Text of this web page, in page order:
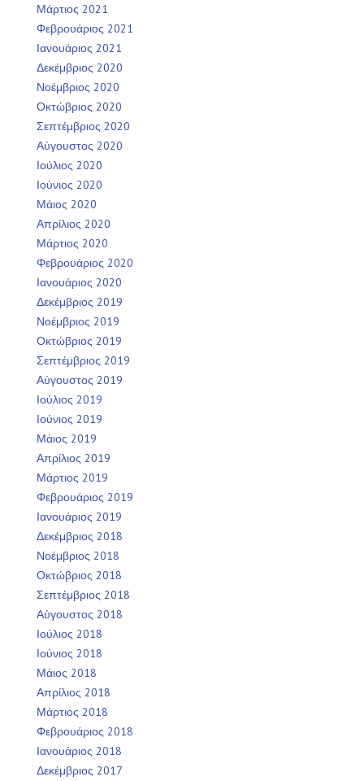
Μάρτιος 2021
Φεβρουάριος 2021
Ιανουάριος 2021
Δεκέμβριος 2020
Νοέμβριος 2020
Οκτώβριος 2020
Σεπτέμβριος 2020
Αύγουστος 2020
Ιούλιος 2020
Ιούνιος 2020
Μάιος 2020
Απρίλιος 2020
Μάρτιος 2020
Φεβρουάριος 2020
Ιανουάριος 2020
Δεκέμβριος 2019
Νοέμβριος 2019
Οκτώβριος 2019
Σεπτέμβριος 2019
Αύγουστος 2019
Ιούλιος 2019
Ιούνιος 2019
Μάιος 2019
Απρίλιος 2019
Μάρτιος 2019
Φεβρουάριος 2019
Ιανουάριος 2019
Δεκέμβριος 2018
Νοέμβριος 2018
Οκτώβριος 2018
Σεπτέμβριος 2018
Αύγουστος 2018
Ιούλιος 2018
Ιούνιος 2018
Μάιος 2018
Απρίλιος 2018
Μάρτιος 2018
Φεβρουάριος 2018
Ιανουάριος 2018
Δεκέμβριος 2017